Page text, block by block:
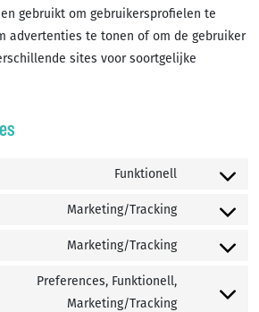
gebruikt om gebruikersprofielen te
advertenties te tonen of om de gebruiker
sites voor soortgelijke
Funktionell
Consent
wordpress
Marketing/Tracking
Consent
adobe-
Marketing/Tracking
Consent
service
Preferences, Funktionell,
Marketing/Tracking
Consent